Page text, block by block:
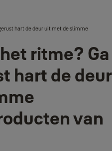
hart de deur uit met de slimme
ritme? Ga
hart de deur
van